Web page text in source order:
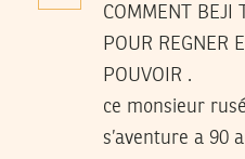
COMMENT BEJI
POUR REGNER
POUVOIR .
ce monsieur
s’aventure a 90